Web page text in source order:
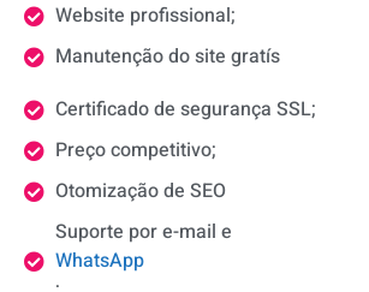
Website profissional;
Manutenção do site gratís
Certificado de segurança SSL;
Preço competitivo;
Otomização de SEO
Suporte por e-mail e
WhatsApp